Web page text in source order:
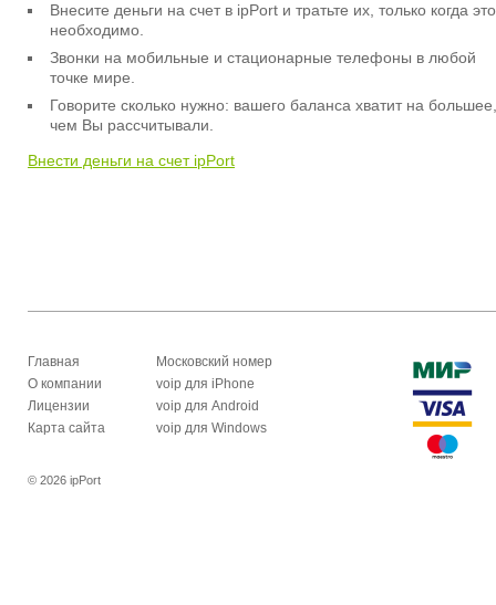
Внесите деньги на счет в ipPort и тратьте их, только когда это
необходимо.
Звонки на мобильные и стационарные телефоны в любой
точке мире.
Говорите сколько нужно: вашего баланса хватит на большее,
чем Вы рассчитывали.
Внести деньги на счет ipPort
Главная
О компании
Лицензии
Карта сайта
Московский номер
voip для iPhone
voip для Android
voip для Windows
© 2026 ipPort